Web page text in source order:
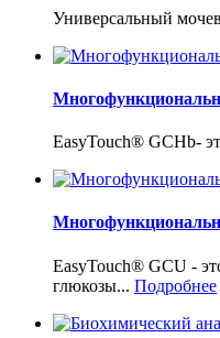
Универсальный
EasyTouch® GCHb-
EasyTouch® GCU -
глюкозы... Подробнее